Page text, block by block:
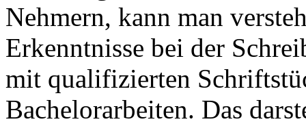
Nehmern, kann man
Erkenntnisse bei der
mit qualifizierten
Bachelorarbeiten. Das